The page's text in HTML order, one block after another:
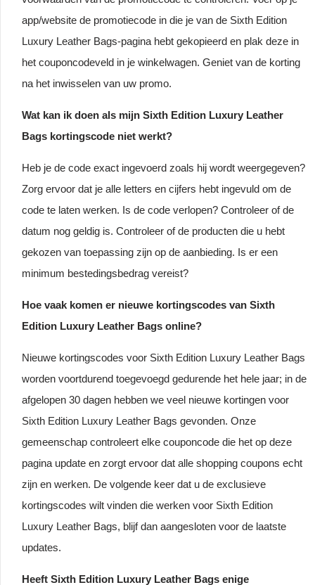
app/website de promotiecode in die je van de Sixth Edition
Luxury Leather Bags-pagina hebt gekopieerd en plak deze in
het couponcodeveld in je winkelwagen. Geniet van de korting
na het inwisselen van uw promo.
Wat kan ik doen als mijn Sixth Edition Luxury Leather
Bags kortingscode niet werkt?
Heb je de code exact ingevoerd zoals hij wordt weergegeven?
Zorg ervoor dat je alle letters en cijfers hebt ingevuld om de
code te laten werken. Is de code verlopen? Controleer of de
datum nog geldig is. Controleer of de producten die u hebt
gekozen van toepassing zijn op de aanbieding. Is er een
minimum bestedingsbedrag vereist?
Hoe vaak komen er nieuwe kortingscodes van Sixth
Edition Luxury Leather Bags online?
Nieuwe kortingscodes voor Sixth Edition Luxury Leather Bags
worden voortdurend toegevoegd gedurende het hele jaar; in de
afgelopen 30 dagen hebben we veel nieuwe kortingen voor
Sixth Edition Luxury Leather Bags gevonden. Onze
gemeenschap controleert elke couponcode die het op deze
pagina update en zorgt ervoor dat alle shopping coupons echt
zijn en werken. De volgende keer dat u de exclusieve
kortingscodes wilt vinden die werken voor Sixth Edition
Luxury Leather Bags, blijf dan aangesloten voor de laatste
updates.
Heeft Sixth Edition Luxury Leather Bags enige